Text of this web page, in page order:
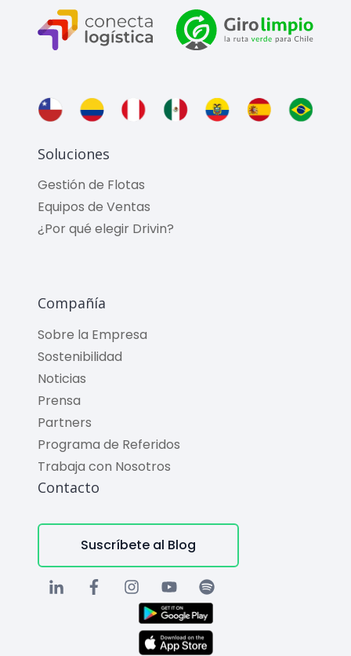
Soluciones
Gestión de Flotas
Equipos de Ventas
¿Por qué elegir Drivin?
Compañía
Sobre la Empresa
Sostenibilidad
Noticias
Prensa
Partners
Programa de Referidos
Trabaja con Nosotros
Contacto
Suscríbete al Blog